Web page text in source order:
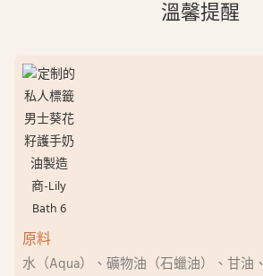
溫馨提醒
原料
水（Aqua）、礦物油（石蠟油）、甘油